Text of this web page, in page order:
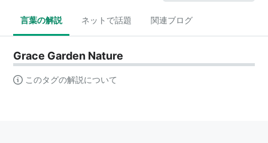
言葉の解説 ネットで話題 関連ブログ
Grace Garden Nature
このタグの解説について